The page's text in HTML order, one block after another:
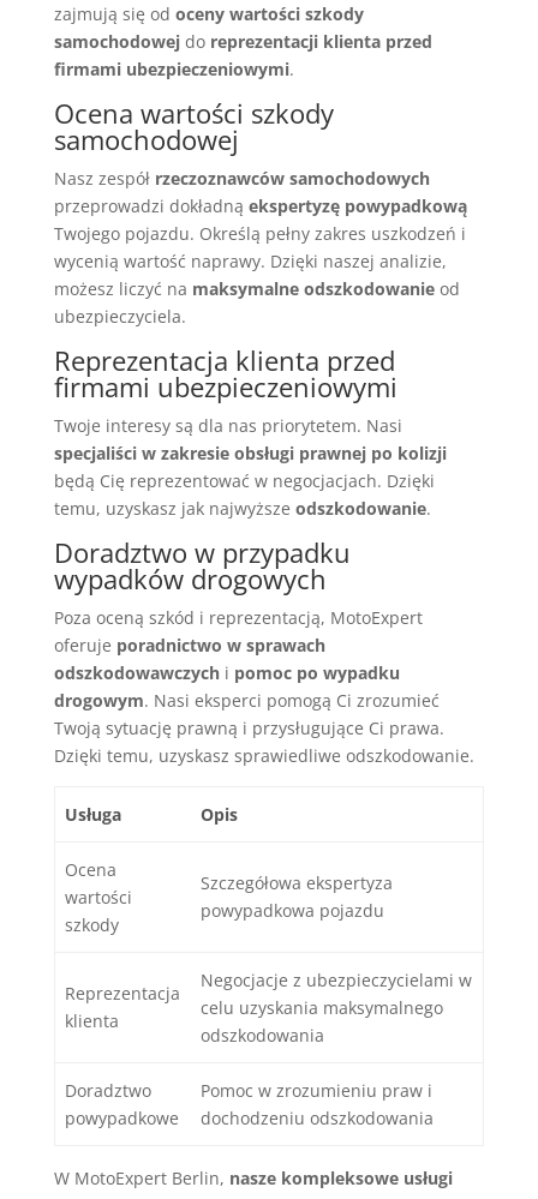
zajmują się od oceny wartości szkody
samochodowejdo reprezentacji klienta przed
firmami ubezpieczeniowymi.
Ocena wartości szkody
samochodowej
Nasz zespół rzeczoznawców samochodowych
przeprowadzi dokładną ekspertyzę powypadkową
Twojego pojazdu. Określą pełny zakres uszkodzeń i
wycenią wartość naprawy. Dzięki naszej analizie,
możesz liczyć na maksymalne odszkodowanieod
ubezpieczyciela.
Reprezentacja klienta przed
firmami ubezpieczeniowymi
Twoje interesy są dla nas priorytetem. Nasi
specjaliści w zakresie obsługi prawnej po kolizji
będą Cię reprezentować w negocjacjach. Dzięki
temu, uzyskasz jak najwyższe odszkodowanie.
Doradztwo w przypadku
wypadków drogowych
Poza oceną szkód i reprezentacją, MotoExpert
oferuje poradnictwo w sprawach
odszkodowawczychi pomoc po wypadku
drogowym. Nasi eksperci pomogą Ci zrozumieć
Twoją sytuację prawną i przysługujące Ci prawa.
Dzięki temu, uzyskasz sprawiedliwe odszkodowanie.
Usługa Opis
Ocena
wartości
szkody
Szczegółowa ekspertyza
powypadkowa pojazdu
Reprezentacja
klienta
Negocjacje z ubezpieczycielami w
celu uzyskania maksymalnego
odszkodowania
Doradztwo
powypadkowe
Pomoc w zrozumieniu praw i
dochodzeniu odszkodowania
W MotoExpert Berlin, nasze kompleksowe usługi